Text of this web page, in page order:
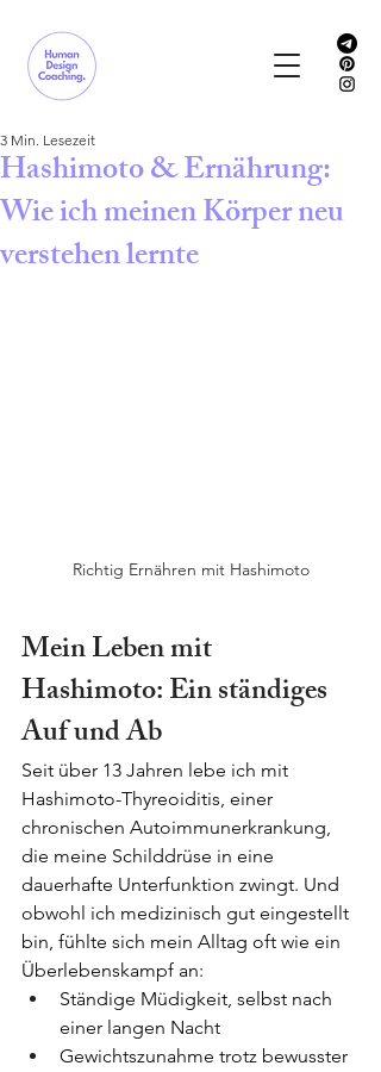
Hashimoto & Ernährung:
Wie ich meinen Körper neu
verstehen lernte
3 Min. Lesezeit
Richtig Ernähren mit Hashimoto
Mein Leben mit
Hashimoto: Ein ständiges
Auf und Ab
Seit über 13 Jahren lebe ich mit
Hashimoto-Thyreoiditis, einer
chronischen Autoimmunerkrankung,
die meine Schilddrüse in eine
dauerhafte Unterfunktion zwingt. Und
obwohl ich medizinisch gut eingestellt
bin, fühlte sich mein Alltag oft wie ein
Überlebenskampf an:
Ständige Müdigkeit, selbst nach
einer langen Nacht
Gewichtszunahme trotz bewusster